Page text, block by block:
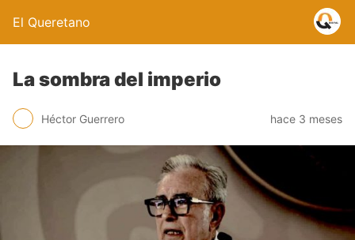
El Queretano
La sombra del imperio
Héctor Guerrero hace 3 meses